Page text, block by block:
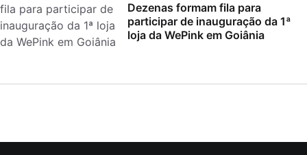
Dezenas formam fila para
participar de inauguração da 1ª
loja da WePink em Goiânia